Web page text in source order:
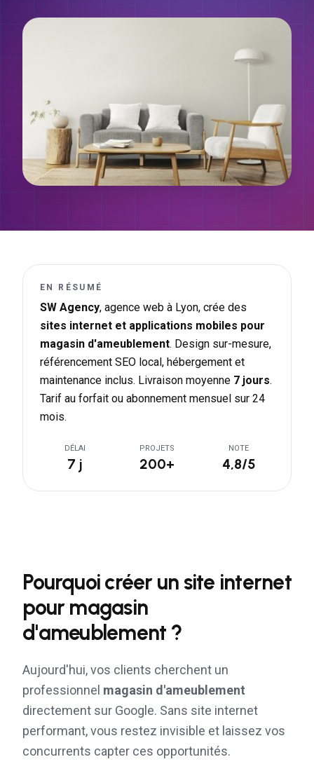
EN RÉSUMÉ
SW Agency, agence web à Lyon, crée des
sites internet et applications mobiles pour
magasin d'ameublement. Design sur-mesure,
référencement SEO local, hébergement et
maintenance inclus. Livraison moyenne 7 jours.
Tarif au forfait ou abonnement mensuel sur 24
mois.
DÉLAI
7 j
PROJETS
200+
NOTE
4,8/5
Pourquoi créer un site internet
pourmagasin
d'ameublement ?
Aujourd'hui, vos clients cherchent un
professionnel magasin d'ameublement
directement sur Google. Sans site internet
performant, vous restez invisible et laissez vos
concurrents capter ces opportunités.